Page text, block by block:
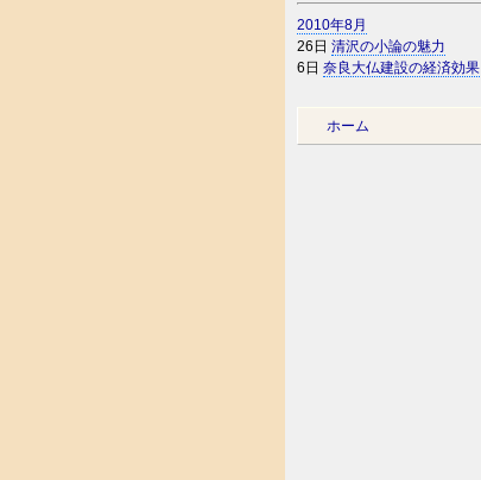
2010年8月
26日 清沢の小論の魅力
6日 奈良大仏建設の経済効果
ホーム